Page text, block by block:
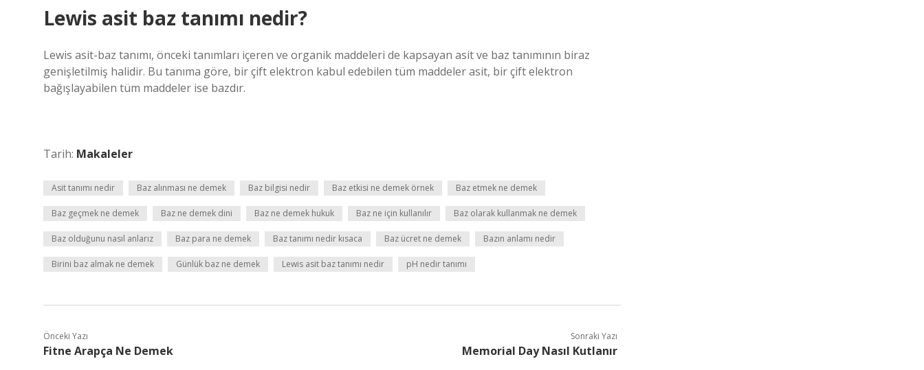
Lewis asit baz tanımı nedir?
Lewis asit-baz tanımı, önceki tanımları içeren ve organik maddeleri de kapsayan asit ve baz tanımının biraz
genişletilmiş halidir. Bu tanıma göre, bir çift elektron kabul edebilen tüm maddeler asit, bir çift elektron
bağışlayabilen tüm maddeler ise bazdır.
Tarih: Makaleler
Asit tanımı nedir Baz alınması ne demek Baz bilgisi nedir Baz etkisi ne demek örnek Baz etmek ne demek
Baz geçmek ne demek Baz ne demek dini Baz ne demek hukuk Baz ne için kullanılır Baz olarak kullanmak ne demek
Baz olduğunu nasıl anlarız Baz para ne demek Baz tanımı nedir kısaca Baz ücret ne demek Bazın anlamı nedir
Birini baz almak ne demek Günlük baz ne demek Lewis asit baz tanımı nedir pH nedir tanımı
Önceki Yazı
Fitne Arapça Ne Demek
Sonraki Yazı
Memorial Day Nasıl Kutlanır